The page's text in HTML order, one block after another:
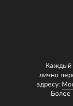
Каждый
лично
адресу:
Более